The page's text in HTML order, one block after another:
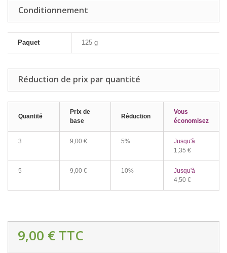
Conditionnement
Paquet 125 g
Réduction de prix par quantité
Quantité
Prix de
base
Réduction
Vous
économisez
3 9,00 € 5%
Jusqu'à
1,35 €
5 9,00 € 10%
Jusqu'à
4,50 €
9,00 € TTC